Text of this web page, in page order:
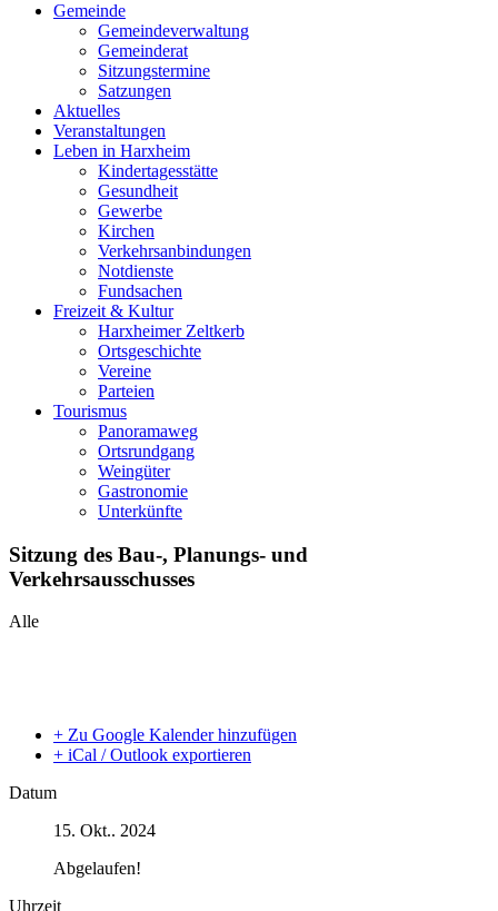
Gemeinde
Gemeindeverwaltung
Gemeinderat
Sitzungstermine
Satzungen
Aktuelles
Veranstaltungen
Leben in Harxheim
Kindertagesstätte
Gesundheit
Gewerbe
Kirchen
Verkehrsanbindungen
Notdienste
Fundsachen
Freizeit & Kultur
Harxheimer Zeltkerb
Ortsgeschichte
Vereine
Parteien
Tourismus
Panoramaweg
Ortsrundgang
Weingüter
Gastronomie
Unterkünfte
Sitzung des Bau-, Planungs- und
Verkehrsausschusses
Alle
+ Zu Google Kalender hinzufügen
+ iCal / Outlook exportieren
Datum
15. Okt.. 2024
Abgelaufen!
Uhrzeit